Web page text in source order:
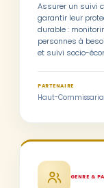
Assurer un suivi
garantir leur
durable :
personnes à
et suivi socio-
PARTENAIRE
Haut-
GENRE &